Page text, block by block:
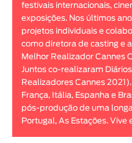
Animar
DURAÇÃO
< / >
GÉNERO
festivais internacionais,
exposições. Nos últimos
projetos individuais e
como diretora de casting e
Melhor Realizador Cannes
Juntos co-realizaram
Realizadores Cannes
França, Itália, Espanha e
pós-produção de uma
Portugal, As Estações. Vive